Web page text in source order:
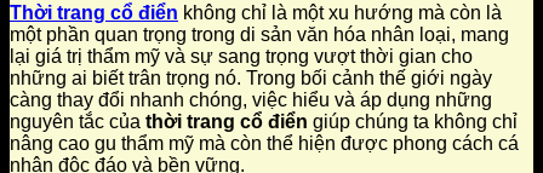
Thời trang cổ điển không chỉ là một xu hướng mà còn là
một phần quan trọng trong di sản văn hóa nhân loại, mang
lại giá trị thẩm mỹ và sự sang trọng vượt thời gian cho
những ai biết trân trọng nó. Trong bối cảnh thế giới ngày
càng thay đổi nhanh chóng, việc hiểu và áp dụng những
nguyên tắc của thời trang cổ điển giúp chúng ta không chỉ
nâng cao gu thẩm mỹ mà còn thể hiện được phong cách cá
nhân độc đáo và bền vững.